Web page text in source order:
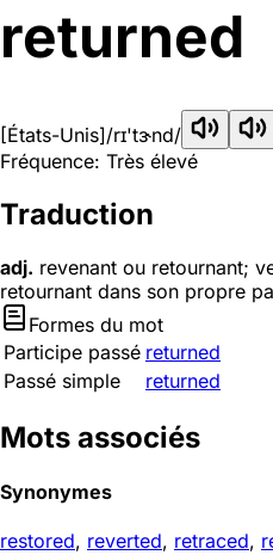
returned
[États-Unis]/rɪ'tɝnd/
Fréquence: Très élevé
Traduction
adj. revenant ou retournant;
retournant dans son propre
Formes du mot
Participe passé returned
Passé simple
returned
Mots associés
Synonymes
restored, reverted, retraced,